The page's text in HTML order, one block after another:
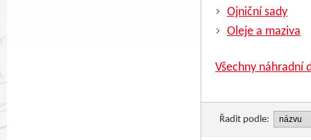
Ojniční sady
Oleje a maziva
Všechny náhradní
Řadit podle: